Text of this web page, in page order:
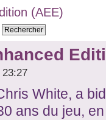
(AEE)
White, a
ans du jeu,